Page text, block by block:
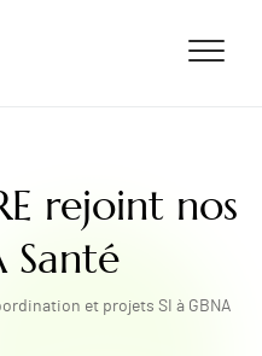
rejoint nos
Santé
et projets SI à GBNA